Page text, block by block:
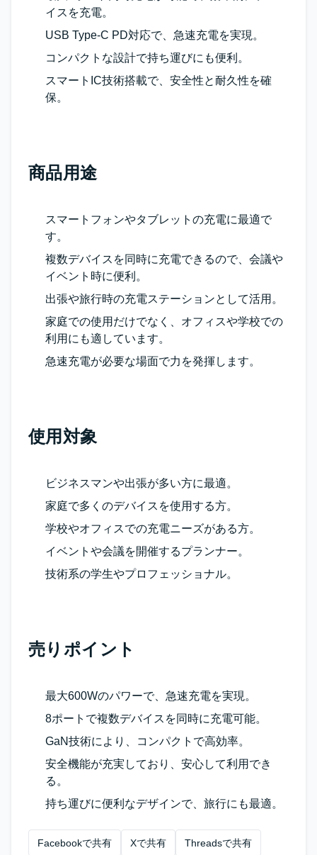
イスを充電。
USB Type-C PD対応で、急速充電を実現。
コンパクトな設計で持ち運びにも便利。
スマートIC技術搭載で、安全性と耐久性を確
保。
商品用途
スマートフォンやタブレットの充電に最適で
す。
複数デバイスを同時に充電できるので、会議や
イベント時に便利。
出張や旅行時の充電ステーションとして活用。
家庭での使用だけでなく、オフィスや学校での
利用にも適しています。
急速充電が必要な場面で力を発揮します。
使用対象
ビジネスマンや出張が多い方に最適。
家庭で多くのデバイスを使用する方。
学校やオフィスでの充電ニーズがある方。
イベントや会議を開催するプランナー。
技術系の学生やプロフェッショナル。
売りポイント
最大600Wのパワーで、急速充電を実現。
8ポートで複数デバイスを同時に充電可能。
GaN技術により、コンパクトで高効率。
安全機能が充実しており、安心して利用でき
る。
持ち運びに便利なデザインで、旅行にも最適。
Facebookで共有 Xで共有 Threadsで共有